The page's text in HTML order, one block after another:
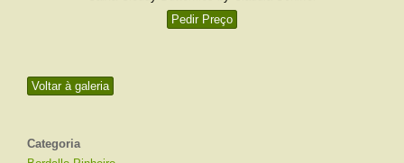
Voltar à galeria
Categoria
Pedir Preço